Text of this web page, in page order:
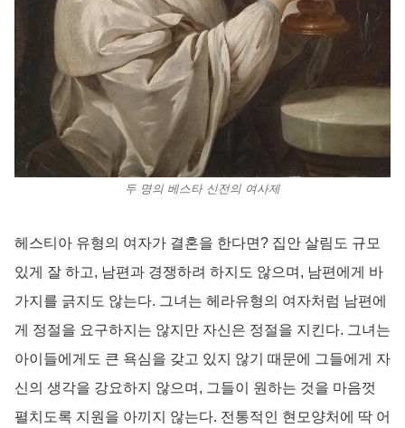
두 명의 베스타 신전의 여사제
헤스티아 유형의 여자가 결혼을 한다면? 집안 살림도 규모
있게 잘 하고, 남편과 경쟁하려 하지도 않으며, 남편에게 바
가지를 긁지도 않는다. 그녀는 헤라유형의 여자처럼 남편에
게 정절을 요구하지는 않지만 자신은 정절을 지킨다. 그녀는
아이들에게도 큰 욕심을 갖고 있지 않기 때문에 그들에게 자
신의 생각을 강요하지 않으며, 그들이 원하는 것을 마음껏
펼치도록 지원을 아끼지 않는다. 전통적인 현모양처에 딱 어